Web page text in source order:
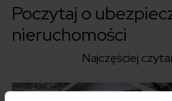
Poczytaj o
nieruchomości
Najczęściej